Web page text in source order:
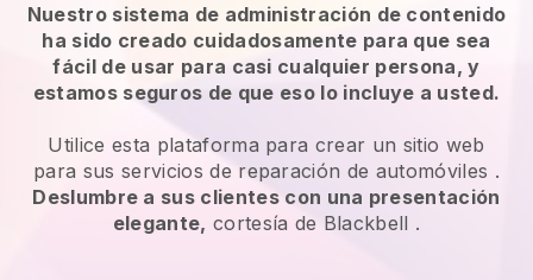
Nuestro sistema de administración de contenido
ha sido creado cuidadosamente para que sea
fácil de usar para casi cualquier persona, y
estamos seguros de que eso lo incluye a usted.
Utilice esta plataforma para crear un sitio web
para sus servicios de reparación de automóviles .
Deslumbre a sus clientes con una presentación
elegante, cortesía de Blackbell .